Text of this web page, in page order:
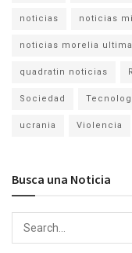
noticias noticias
noticias morelia
quadratin noticias
Sociedad
ucrania Violencia
Busca una Noticia